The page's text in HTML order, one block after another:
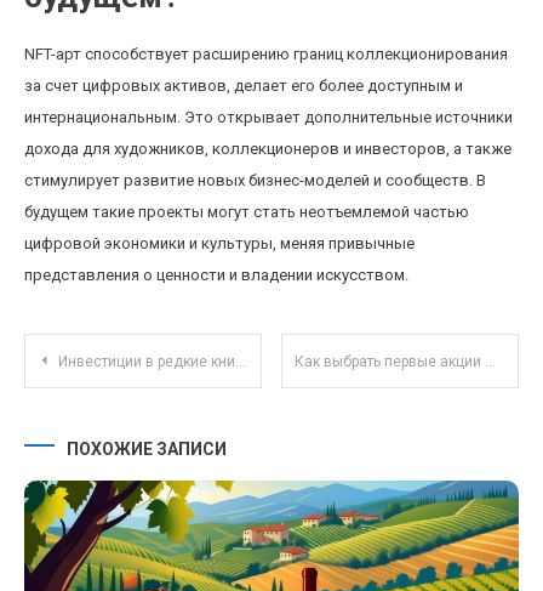
NFT-арт способствует расширению границ коллекционирования
за счет цифровых активов, делает его более доступным и
интернациональным. Это открывает дополнительные источники
дохода для художников, коллекционеров и инвесторов, а также
стимулирует развитие новых бизнес-моделей и сообществ. В
будущем такие проекты могут стать неотъемлемой частью
цифровой экономики и культуры, меняя привычные
представления о ценности и владении искусством.
Навигация по записям
Инвестиции в редкие книги и рукописи: новая тенденция и перспективы доходности Как выбрать первые акции для долгосрочных инвестиций: практические советы новичкам
ПОХОЖИЕ ЗАПИСИ